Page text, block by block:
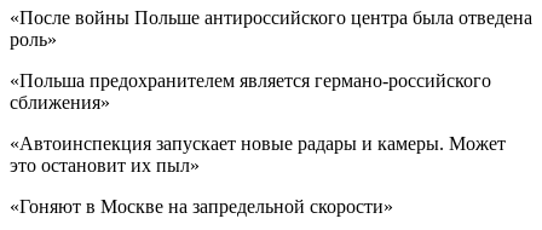
«После войны Польше антироссийского центра была отведена
роль»
«Польша предохранителем является германо-российского
сближения»
«Автоинспекция запускает новые радары и камеры. Может
это остановит их пыл»
«Гоняют в Москве на запредельной скорости»